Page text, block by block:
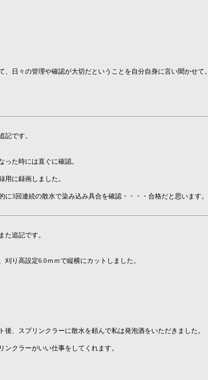
、日々の管理や確認が大切だということを自分自身に言い聞かせて。
記です。
った時には直ぐに確認。
用に録画しました。
に3回連続の散水で染み込み具合を確認・・・・合格だと思います。
た追記です。
刈り高設定6.0ｍｍで縦横にカットしました。
後、スプリンクラーに散水を頼んで私は発泡酒をいただきました。
ンクラーがいい仕事をしてくれます。